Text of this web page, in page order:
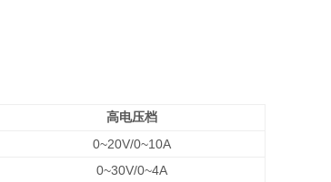
高电压档
0~20V/0~10A
0~30V/0~4A